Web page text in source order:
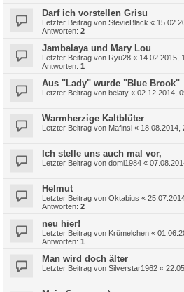
Darf ich vorstellen Grisu
Letzter Beitrag von StevieBlack «
Antworten: 2
Jambalaya und Mary Lou
Letzter Beitrag von Ryu28 « 14.02.2015,
Antworten: 1
Aus "Lady" wurde "Blue Brook"
Letzter Beitrag von belaty « 02.12.2014,
Warmherzige Kaltblüter
Letzter Beitrag von Mafinsi « 18.08.2014,
Ich stelle uns auch mal vor,
Letzter Beitrag von domi1984 «
Helmut
Letzter Beitrag von Oktabius «
Antworten: 2
neu hier!
Letzter Beitrag von Krümelchen «
Antworten: 1
Man wird doch älter
Letzter Beitrag von Silverstar1962 «